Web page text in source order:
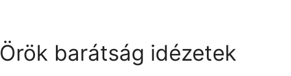
Örök barátság idézetek